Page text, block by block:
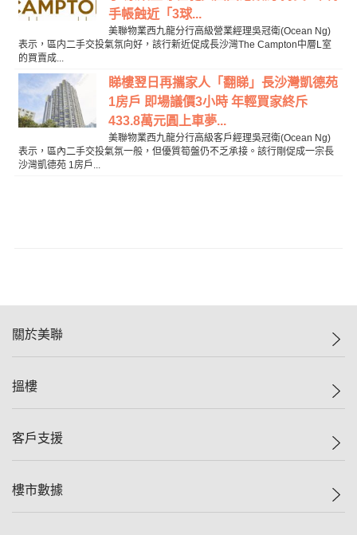
手帳蝕近「3球...
美聯物業西九龍分行高級營業經理吳冠衛(Ocean Ng)
表示，區内二手交投氣氛向好，該行新近促成長沙灣The Campton中層L室
的買賣成...
睇樓翌日再攜家人「翻睇」長沙灣凱德苑
1房戶 即場議價3小時 年輕買家終斥
433.8萬元圓上車夢...
美聯物業西九龍分行高級客戶經理吳冠衛(Ocean Ng)
表示，區內二手交投氣氛一般，但優質筍盤仍不乏承接。該行剛促成一宗長
沙灣凱德苑 1房戶...
關於美聯
美聯集團
人才招募
搵樓
一手新盤
減價
客戶支援
自助放盤
樓市數據